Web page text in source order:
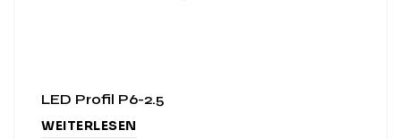
LED Profil P6-2.5
WEITERLESEN